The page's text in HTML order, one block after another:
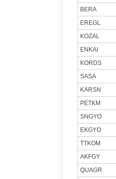
BERA
EREGL
KOZAL
ENKAI
KORDS
SASA
KARSN
PETKM
SNGYO
EKGYO
TTKOM
AKFGY
QUAGR